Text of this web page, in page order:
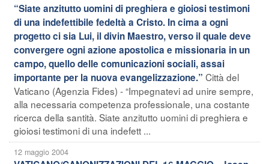
“Siate anzitutto uomini di preghiera e gioiosi testimoni
di una indefettibile fedeltà a Cristo. In cima a ogni
progetto ci sia Lui, il divin Maestro, verso il quale deve
convergere ogni azione apostolica e missionaria in un
campo, quello delle comunicazioni sociali, assai
importante per la nuova evangelizzazione.” Città del
Vaticano (Agenzia Fides) - “Impegnatevi ad unire sempre,
alla necessaria competenza professionale, una costante
ricerca della santità. Siate anzitutto uomini di preghiera e
gioiosi testimoni di una indefett ...
12 maggio 2004